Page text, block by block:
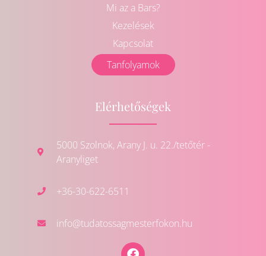
Mi az a Bars?
Kezelések
Kapcsolat
Tanfolyamok
Elérhetőségek
5000 Szolnok, Arany J. u. 22./tetőtér -
Aranyliget
+36-30-622-6511
info@tudatossagmesterfokon.hu